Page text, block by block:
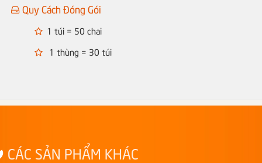
Quy Cách Đóng Gói
1 túi = 50 chai
1 thùng = 30 túi
CÁC SẢN PHẨM KHÁC